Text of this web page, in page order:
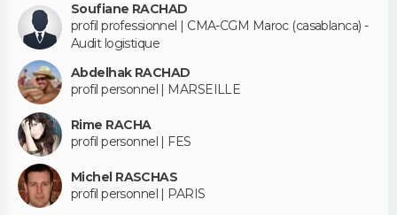
Soufiane RACHAD
profil professionnel | CMA-CGM Maroc (casablanca) -
Audit logistique
Abdelhak RACHAD
profil personnel | MARSEILLE
Rime RACHA
profil personnel | FES
Michel RASCHAS
profil personnel | PARIS